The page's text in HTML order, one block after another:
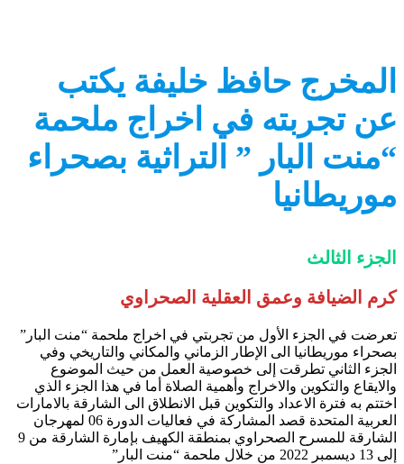
المخرج حافظ خليفة يكتب
عن تجربته في اخراج ملحمة
“منت البار ” التراثية بصحراء
موريطانيا
الجزء الثالث
كرم الضيافة وعمق العقلية الصحراوي
تعرضت في الجزء الأول من تجربتي في اخراج ملحمة “منت البار”
بصحراء موريطانيا الى الإطار الزماني والمكاني والتاريخي وفي
الجزء الثاني تطرقت إلى خصوصية العمل من حيث الموضوع
والايقاع والتكوين والاخراج وأهمية الصلاة أما في هذا الجزء الذي
اختتم به فترة الاعداد والتكوين قبل الانطلاق الى الشارقة بالامارات
العربية المتحدة قصد المشاركة في فعاليات الدورة 06 لمهرجان
الشارقة للمسرح الصحراوي بمنطقة الكهيف بإمارة الشارقة من 9
إلى 13 ديسمبر 2022 من خلال ملحمة “منت البار”